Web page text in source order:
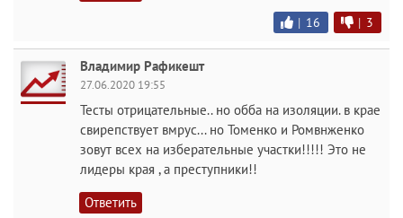
| 16 | 3
Владимир Рафикешт
27.06.2020 19:55
Тесты отрицательные.. но обба на изоляции. в крае
свирепствует вмрус... но Томенко и Ромвнженко
зовут всех на изберательные участки!!!!! Это не
лидеры края , а преступники!!
Ответить